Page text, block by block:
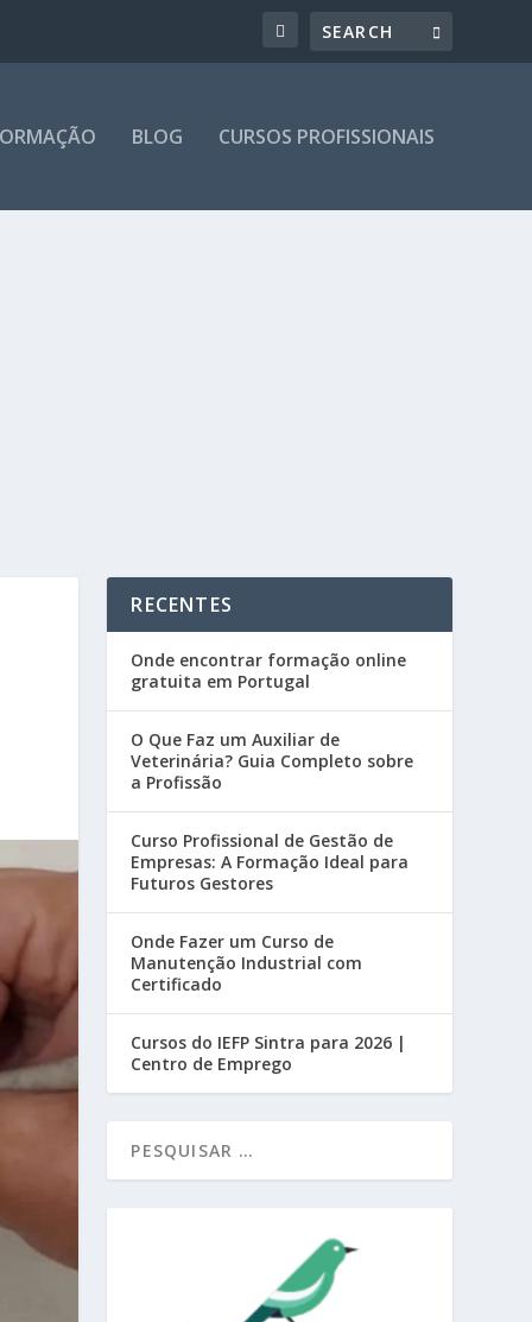
BLOG CURSOS PROFISSIONAIS
RECENTES
Onde encontrar formação online
gratuita em Portugal
O Que Faz um Auxiliar de
Veterinária? Guia Completo sobre
a Profissão
Curso Profissional de Gestão de
Empresas: A Formação Ideal para
Futuros Gestores
Onde Fazer um Curso de
Manutenção Industrial com
Certificado
Cursos do IEFP Sintra para 2026 |
Centro de Emprego